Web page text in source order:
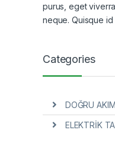
purus, eget
neque. Quisque
Categories
DOĞRU
ELEKTRİK